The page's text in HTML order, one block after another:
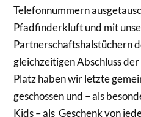
Telefonnummern
Pfadfinderkluft und mit
Partnerschaftshalstüchern
gleichzeitigen Abschluss
Platz haben wir letzte
geschossen und – als
Kids – als Geschenk von